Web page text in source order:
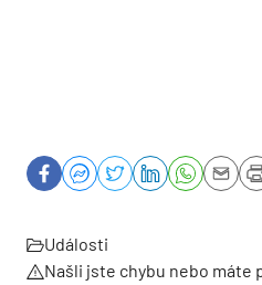
Události
Našli jste chybu nebo máte